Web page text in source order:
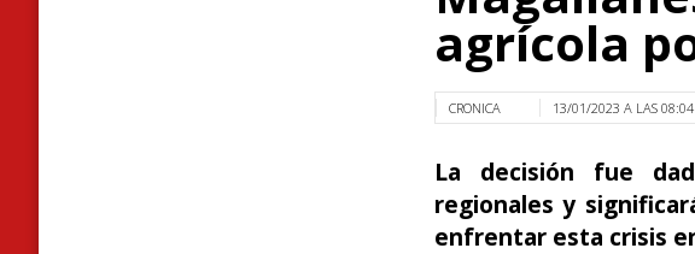
agrícola
CRONICA 13/01/2023 A LAS 08:04
La decisión fue
regionales y
enfrentar esta crisis